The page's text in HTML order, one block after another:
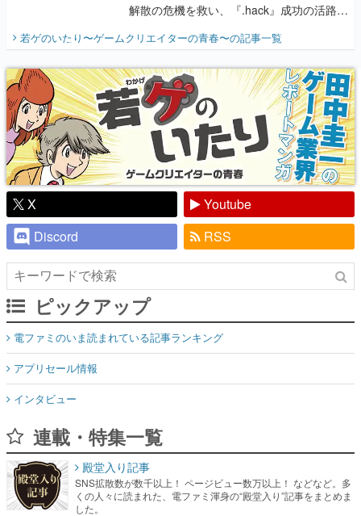
解散の危機を救い、『.hack』成功の活路を
『少年ジャンプ』色だった【若ゲのいた
り】
若ゲのいたり〜ゲームクリエイターの青春〜の記事一覧
X
Youtube
Discord
RSS
ピックアップ
電ファミのいま読まれている記事ランキング
アプリセール情報
インタビュー
連載・特集一覧
殿堂入り記事
SNS拡散数が数千以上！ ページビュー数万以上！ などなど。多
くの人々に読まれた、電ファミ渾身の“殿堂入り”記事をまとめま
した。